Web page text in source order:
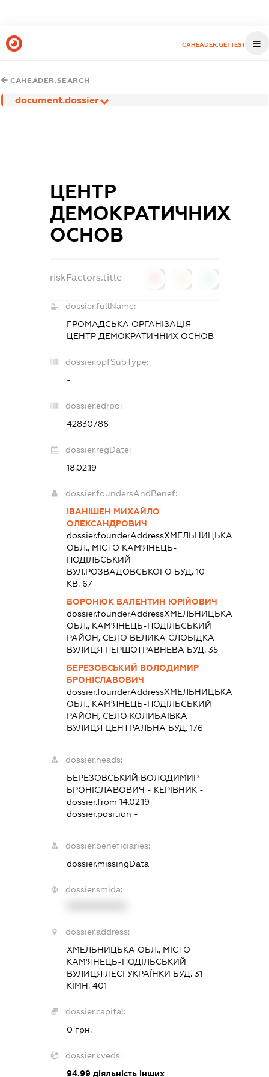
CAHEADER.GETTEST
CAHEADER.SEARCH
document.dossier
ЦЕНТР
ДЕМОКРАТИЧНИХ
ОСНОВ
riskFactors.title
dossier.fullName:
ГРОМАДСЬКА ОРГАНІЗАЦІЯ
ЦЕНТР ДЕМОКРАТИЧНИХ ОСНОВ
dossier.opfSubType:
-
dossier.edrpo:
42830786
dossier.regDate:
18.02.19
dossier.foundersAndBenef:
ІВАНІШЕН МИХАЙЛО
ОЛЕКСАНДРОВИЧ
dossier.founderAddressХМЕЛЬНИЦЬКА
ОБЛ., МІСТО КАМ'ЯНЕЦЬ-
ПОДІЛЬСЬКИЙ
ВУЛ.РОЗВАДОВСЬКОГО БУД. 10
КВ. 67
ВОРОНЮК ВАЛЕНТИН ЮРІЙОВИЧ
dossier.founderAddressХМЕЛЬНИЦЬКА
ОБЛ., КАМ'ЯНЕЦЬ-ПОДІЛЬСЬКИЙ
РАЙОН, СЕЛО ВЕЛИКА СЛОБІДКА
ВУЛИЦЯ ПЕРШОТРАВНЕВА БУД. 35
БЕРЕЗОВСЬКИЙ ВОЛОДИМИР
БРОНІСЛАВОВИЧ
dossier.founderAddressХМЕЛЬНИЦЬКА
ОБЛ., КАМ'ЯНЕЦЬ-ПОДІЛЬСЬКИЙ
РАЙОН, СЕЛО КОЛИБАЇВКА
ВУЛИЦЯ ЦЕНТРАЛЬНА БУД. 176
dossier.heads:
БЕРЕЗОВСЬКИЙ ВОЛОДИМИР
БРОНІСЛАВОВИЧ - КЕРІВНИК -
dossier.from 14.02.19
dossier.position -
dossier.beneficiaries:
dossier.missingData
dossier.smida:
dossier.address:
ХМЕЛЬНИЦЬКА ОБЛ., МІСТО
КАМ'ЯНЕЦЬ-ПОДІЛЬСЬКИЙ
ВУЛИЦЯ ЛЕСІ УКРАЇНКИ БУД. 31
КІМН. 401
dossier.capital:
0 грн.
dossier.kveds:
94.99 діяльність інших